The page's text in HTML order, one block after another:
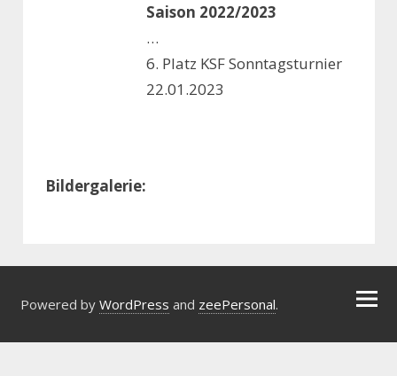
Saison 2022/2023
…
6. Platz KSF Sonntagsturnier
22.01.2023
Bildergalerie:
Powered by WordPress and zeePersonal.